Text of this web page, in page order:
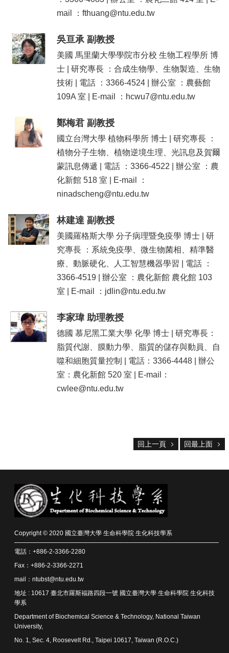
mail ：fthuang@ntu.edu.tw
吳亘承 副教授
美國 馬里蘭大學學院市分校 生物工程學所 博
士 | 研究專長 ：合成生物學、生物製造、生物
技術 | 電話 ：3366-4524 | 辦公室 ：農藝館
109A 室 | E-mail ：hcwu7@ntu.edu.tw
鄭梅君 副教授
國立台灣大學 植物科學所 博士 | 研究專長 ：
植物分子生物、植物逆境生理、光訊息及賀爾
蒙訊息傳遞 | 電話 ：3366-4522 | 辦公室 ：農
化新館 518 室 | E-mail ：
ninadscheng@ntu.edu.tw
林建達 副教授
美國羅格斯大學 分子病理暨免疫學 博士 | 研
究專長 ：系統免疫學、微生物菌相、精準醫
療、動脈硬化、人工智慧機器學習 | 電話 ：
3366-4519 | 辦公室 ：農化新館 農化館 103
室 | E-mail ：jdlin@ntu.edu.tw
李家瑋 助理教授
德國 慕尼黑工業大學 化學 博士 | 研究專長：
脂質代謝、膜動力學、脂質的儲存與動員、自
噬和細胞質量控制 | 電話：3366-4448 | 辦公
室：農化新館 520 室 | E-mail：
cwlee@ntu.edu.tw
回上一頁 回最上面
Copyright © 2020 國立臺灣大學 生命科學院 生化科技學系
電話：+886-2-3366-2280
Fax：+886-2-3366-2271
mail：ntubst@ntu.edu.tw
地址 : 10617 臺北市羅斯福路四段一號 國立臺灣大學 生命科學院 生化科技
學系
Department of Biochemical Science & Technology, National Taiwan
University,
No. 1, Sec. 4, Roosevelt Rd., Taipei 10617, Taiwan (R.O.C.)